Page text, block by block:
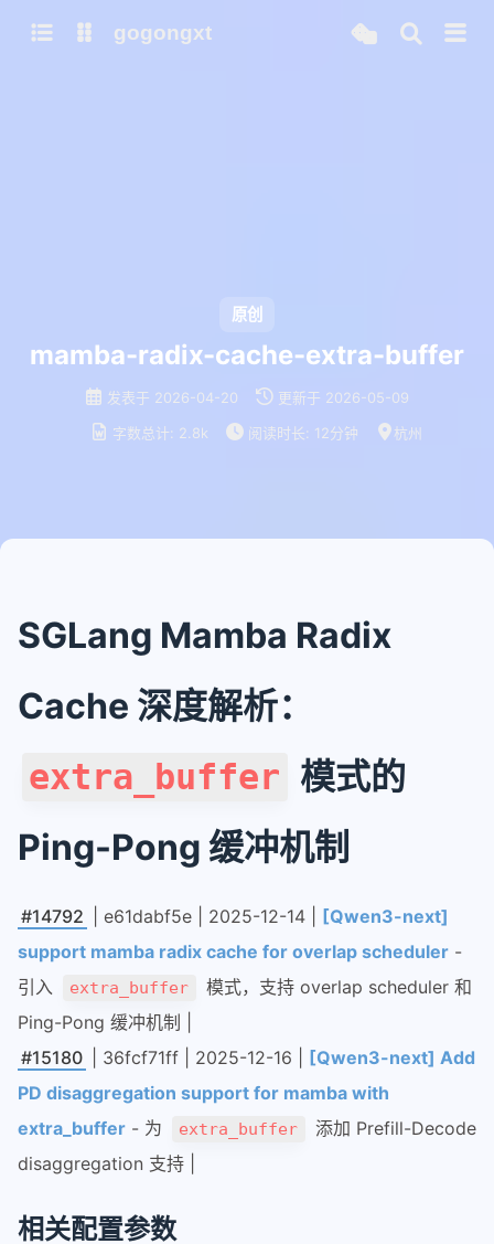
gogongxt
原创
mamba-radix-cache-extra-buffer
发表于 2026-04-20 更新于 2026-05-09
字数总计: 2.8k 阅读时长: 12分钟 杭州
SGLang Mamba Radix
Cache 深度解析：
extra_buffer 模式的
Ping-Pong 缓冲机制
#14792 | e61dabf5e | 2025-12-14 |
[Qwen3-next]
support mamba radix cache for overlap scheduler -
引入
extra_buffer
模式，支持 overlap scheduler 和
Ping-Pong 缓冲机制 |
#15180
| 36fcf71ff | 2025-12-16 |
[Qwen3-next] Add
PD disaggregation support for mamba with
extra_buffer - 为 extra_buffer
添加 Prefill-Decode
disaggregation 支持 |
相关配置参数
mamba-radix-cache-extra-buffer
1-从进程和端口开始看架构
3-router调度请求进行推理
5-chunked-prefill
7-AWQ算子
piecewisegraph
1-piecewise实现原理
2-qwen3-next支持piecewisegraph
quantize
量化-04-SmoothQuant
awq